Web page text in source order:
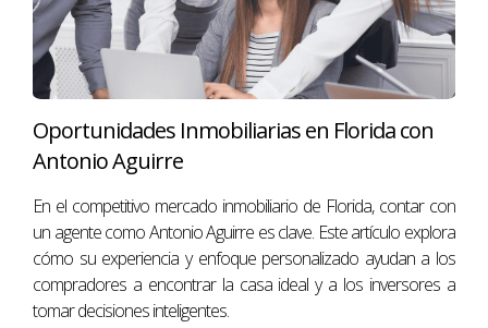
Utiliza tecnología:Aprovecha plataformas
digitales para promocionar tus propiedades y
llegar a un público más amplio.
Ofrece un servicio excepcional:La atención al
cliente puede marcar la diferencia; asegúrate de
estar disponible y ser receptivo.
Considera la diversidad cultural:
enfoque según las preferencias culturales de tus
clientes potenciales.
Recuerda que cada cliente es único; entender sus
necesidades te permitirá ofrecer soluciones
personalizadas que generen confianza y satisfacción.
Oportunidades Inmobiliarias en Florida con
Antonio Aguirre
En el competitivo mercado inmobiliario de Florida, contar con
un agente como Antonio Aguirre es clave. Este artículo explora
cómo su experiencia y enfoque personalizado ayudan a los
compradores a encontrar la casa ideal y a los inversores a
tomar decisiones inteligentes.